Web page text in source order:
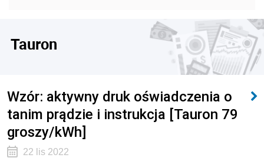
Tauron
Wzór: aktywny druk oświadczenia o
tanim prądzie i instrukcja [Tauron 79
groszy/kWh]
22 lis 2022